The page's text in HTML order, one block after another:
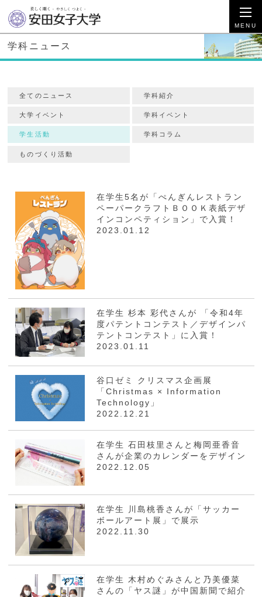
学科ニュース
全てのニュース 学科紹介
大学イベント 学科イベント
学生活動 学科コラム
ものづくり活動
在学生5名が「ぺんぎんレストラン
ペーパークラフトＢＯＯＫ表紙デザ
インコンペティション」で入賞！
2023.01.12
在学生 杉本 彩代さんが 「令和4年
度パテントコンテスト／デザインパ
テントコンテスト」に入賞！
2023.01.11
谷口ゼミ クリスマス企画展
「Christmas × Information
Technology」
2022.12.21
在学生 石田枝里さんと梅岡亜香音
さんが企業のカレンダーをデザイン
2022.12.05
在学生 川島桃香さんが「サッカー
ボールアート展」で展示
2022.11.30
在学生 木村めぐみさんと乃美優菜
さんの「ヤス謎」が中国新聞で紹介